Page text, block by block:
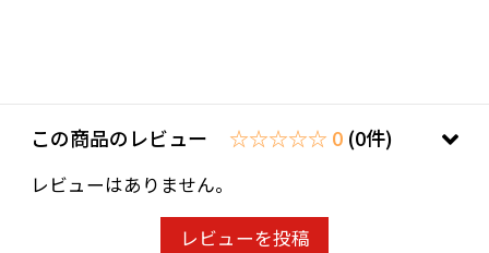
この商品のレビュー ☆☆☆☆☆ 0 (0件)
レビューはありません。
レビューを投稿